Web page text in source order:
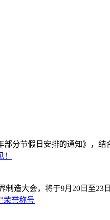
部分节假日安排的通知》，
制造大会，将于9月20日至
荣誉称号